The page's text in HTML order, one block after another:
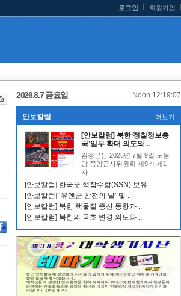
로그인 회원가입
2026.8.7 금요일 Noon 12:19:07
안보칼럼 더보기
[안보칼럼] 북한‘정찰정보총
국’임무 확대 의도와 ..
김정은은 2026년 7월 9일 노동
당 중앙군사위원회 제9기 제1
차 ..
[안보칼럼] 한국군 핵잠수함(SSN) 보유..
[안보칼럼] ‘유엔군 참전의 날’ 및 ..
[안보칼럼] 북한 핵물질 증산 동향과 ..
[안보칼럼] 북한의 국호 변경 의도와 ..